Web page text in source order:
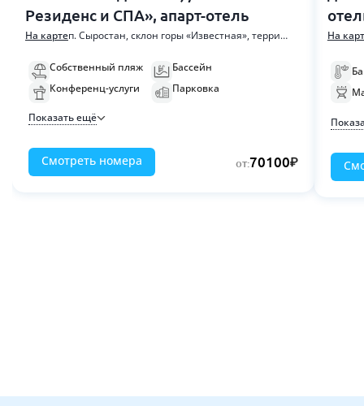
Резиденс и СПА», апарт-отель
На карте п. Сыростан, склон горы «Известная», территория ГЛЦ «Солнечная долина», ул. Фёдора Конюхова, 3
Собственный пляж
Конференц-услуги
Бассейн
Парковка
Показать ещё
Смотреть номера от:70100
На